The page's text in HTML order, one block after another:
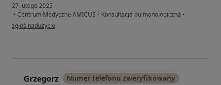
27 lutego 2025
• Centrum Medyczne AMICUS • Konsultacja pulmonologiczna •
w opinii użytkownika Jacem G
zgłoś nadużycie
Grzegorz Numer telefonu zweryfikowany